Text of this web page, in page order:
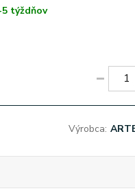
týždňov
Výrobca: